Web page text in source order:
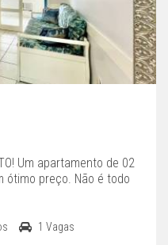
Um apartamento de 02
ótimo preço. Não é todo
1 Vagas